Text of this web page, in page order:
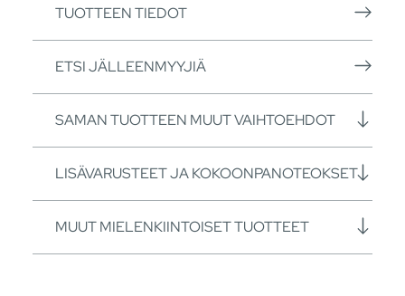
TUOTTEEN TIEDOT
ETSI JÄLLEENMYYJIÄ
SAMAN TUOTTEEN MUUT VAIHTOEHDOT
LISÄVARUSTEET JA KOKOONPANOTEOKSET
MUUT MIELENKIINTOISET TUOTTEET